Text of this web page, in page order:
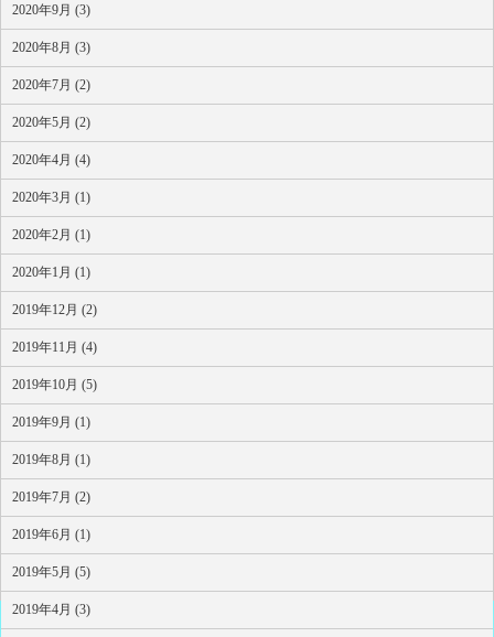
2020年9月 (3)
2020年8月 (3)
2020年7月 (2)
2020年5月 (2)
2020年4月 (4)
2020年3月 (1)
2020年2月 (1)
2020年1月 (1)
2019年12月 (2)
2019年11月 (4)
2019年10月 (5)
2019年9月 (1)
2019年8月 (1)
2019年7月 (2)
2019年6月 (1)
2019年5月 (5)
2019年4月 (3)
HOME